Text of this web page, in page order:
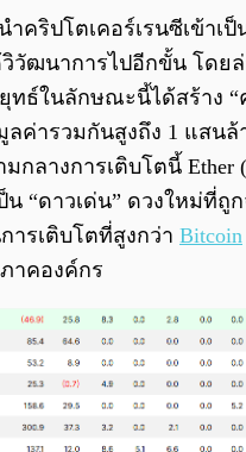
นำคริปโตเคอร์เรนซีเข้าเ
วัฒนาการไปอีกขั้น โดย
ทธ์ในลักษณะนี้ได้สร้าง “
ลค่ารวมกันสูงถึง 1 แสนล้
กลางการเติบโตนี้ Ether
น “ดาวเด่น” ดวงใหม่ที่ถู
ารเติบโตที่สูงกว่า Bitcoin
าคองค์กร